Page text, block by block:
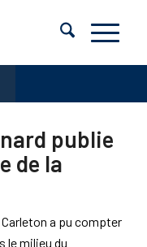
publie
de la
a pu compter
le milieu du